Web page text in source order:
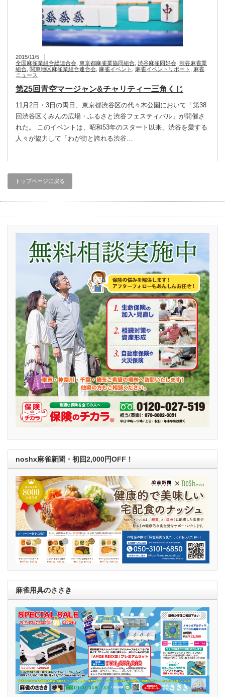
2015/11/5
全国麻雀業組合総連合会, 東京都麻雀業協同組合, 渋谷麻雀同好会, 渋谷麻雀業
組合, 関東地区麻雀業組合連合会, 麻雀イベント , 麻雀イベントリポート , 麻雀
ニュース
第25回青空マージャン&チャリティー三角くじ
11月2日・3日の両日、東京都渋谷区の代々木公園において「第38
回渋谷区くみんの広場・ふるさと渋谷フェスティバル」が開催さ
れた。 このイベントは、昭和53年のスタート以来、渋谷を愛する
人々が協力して「わが街と誇れる渋谷…
トップページに戻る
noshx麻雀新聞・初回2,000円OFF！
麻雀用具のささき